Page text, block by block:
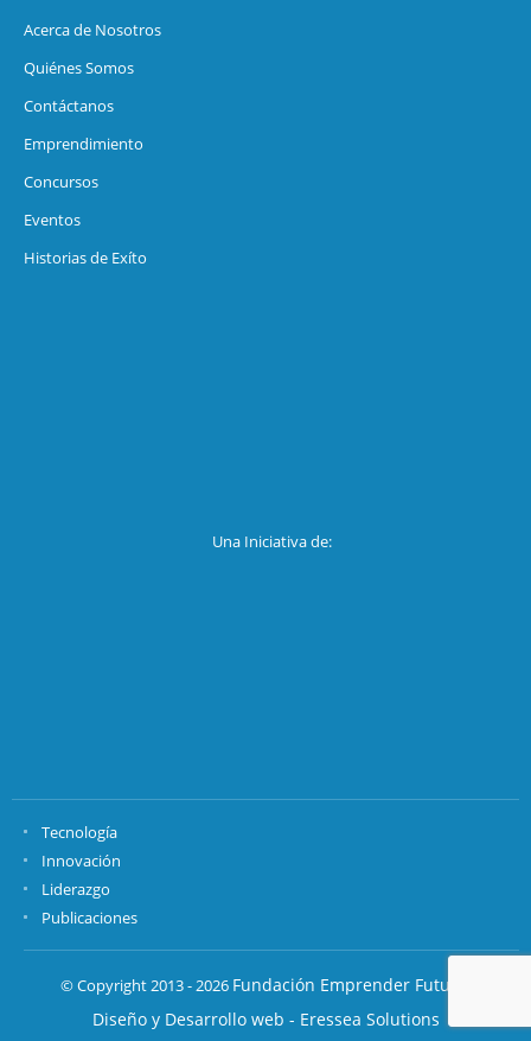
Acerca de Nosotros
Quiénes Somos
Contáctanos
Emprendimiento
Concursos
Eventos
Historias de Exíto
Una Iniciativa de:
Tecnología
Innovación
Liderazgo
Publicaciones
© Copyright 2013 - 2026 Fundación Emprender Futuro.
Diseño y Desarrollo web - Eressea Solutions